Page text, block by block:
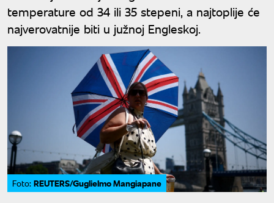
temperature od 34 ili 35 stepeni, a najtoplije će
najverovatnije biti u južnoj Engleskoj.
Foto: REUTERS/Guglielmo Mangiapane